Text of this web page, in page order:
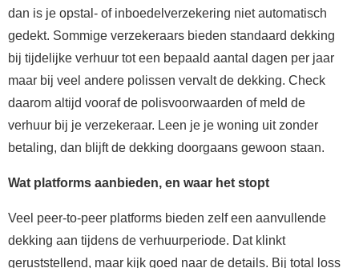
dan is je opstal- of inboedelverzekering niet automatisch
gedekt. Sommige verzekeraars bieden standaard dekking
bij tijdelijke verhuur tot een bepaald aantal dagen per jaar
maar bij veel andere polissen vervalt de dekking. Check
daarom altijd vooraf de polisvoorwaarden of meld de
verhuur bij je verzekeraar. Leen je je woning uit zonder
betaling, dan blijft de dekking doorgaans gewoon staan.
Wat platforms aanbieden, en waar het stopt
Veel peer-to-peer platforms bieden zelf een aanvullende
dekking aan tijdens de verhuurperiode. Dat klinkt
geruststellend, maar kijk goed naar de details. Bij total loss